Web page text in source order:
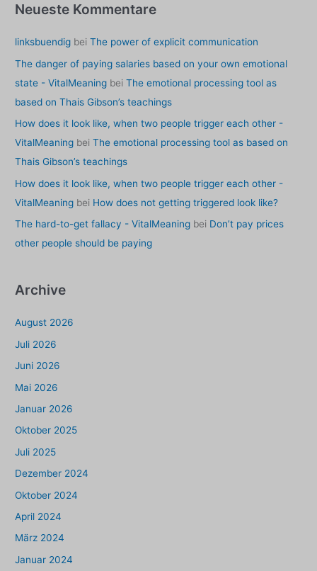
Neueste Kommentare
linksbuendig beiThe power of explicit communication
The danger of paying salaries based on your own emotional
state - VitalMeaning beiThe emotional processing tool as
based on Thais Gibson’s teachings
How does it look like, when two people trigger each other -
VitalMeaning beiThe emotional processing tool as based on
Thais Gibson’s teachings
How does it look like, when two people trigger each other -
VitalMeaning bei How does not getting triggered look like?
The hard-to-get fallacy - VitalMeaning bei Don’t pay prices
other people should be paying
Archive
August 2026
Juli 2026
Juni 2026
Mai 2026
Januar 2026
Oktober 2025
Juli 2025
Dezember 2024
Oktober 2024
April 2024
März 2024
Januar 2024